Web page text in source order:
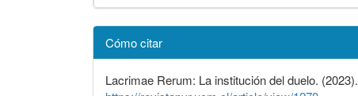
Detalles
del
artículo
Cómo citar
Lacrimae Rerum: La institución del duelo. (2023).